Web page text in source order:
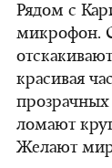
Рядом с
микрофон.
красивая
ломают
Желают